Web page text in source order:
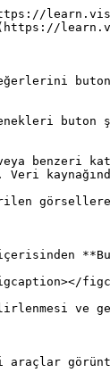
buton
benzeri
Veri
görsellere
ve
araçlar